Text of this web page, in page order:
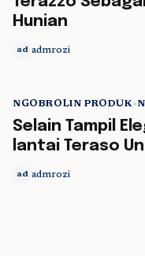
Hunian
ad admrozi
NGOBROLIN PRODUK•
Selain Tampil
lantai Teraso
ad admrozi